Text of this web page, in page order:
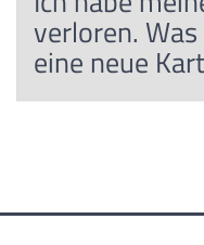
verloren.
eine neue